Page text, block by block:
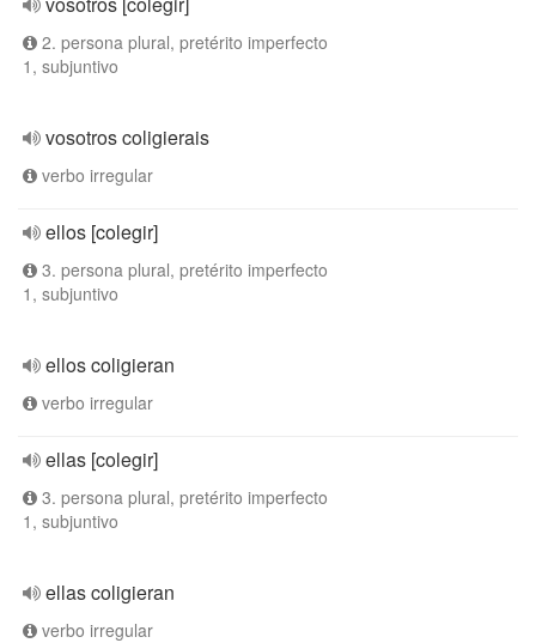
2. persona plural, pretérito imperfecto
1, subjuntivo
vosotros coligierais
verbo irregular
ellos [colegir]
3. persona plural, pretérito imperfecto
1, subjuntivo
ellos coligieran
verbo irregular
ellas [colegir]
3. persona plural, pretérito imperfecto
1, subjuntivo
ellas coligieran
verbo irregular